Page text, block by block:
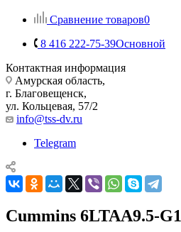
Сравнение товаров0
8 416 222-75-39Основной
Контактная информация
Амурская область,
г. Благовещенск,
ул. Кольцевая, 57/2
info@tss-dv.ru
Telegram
Cummins 6LTAA9.5-G1